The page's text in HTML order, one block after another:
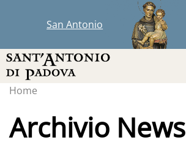
San Antonio
Home
Archivio News